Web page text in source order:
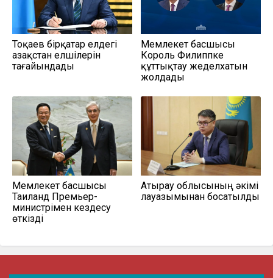
Тоқаев бірқатар елдегі
Қазақстан елшілерін
тағайындады
Мемлекет басшысы
Король Филиппке
құттықтау жеделхатын
жолдады
Мемлекет басшысы
Таиланд Премьер-
министрімен кездесу
өткізді
Атырау облысының әкімі
лауазымынан босатылды